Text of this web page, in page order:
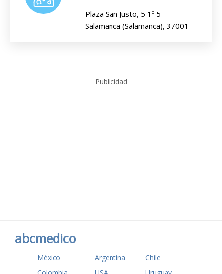
Plaza San Justo, 5 1º 5
Salamanca (Salamanca), 37001
Publicidad
abcmedico
México Argentina
Chile